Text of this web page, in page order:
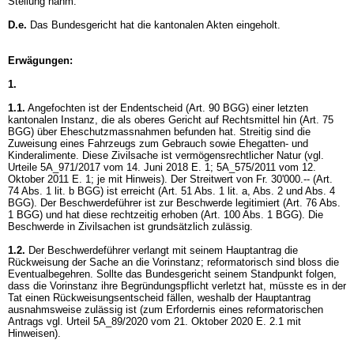
D.e. Das Bundesgericht hat die kantonalen Akten eingeholt.
Erwägungen:
1.
1.1. Angefochten ist der Endentscheid (Art. 90 BGG) einer letzten
kantonalen Instanz, die als oberes Gericht auf Rechtsmittel hin (Art. 75
BGG) über Eheschutzmassnahmen befunden hat. Streitig sind die
Zuweisung eines Fahrzeugs zum Gebrauch sowie Ehegatten- und
Kinderalimente. Diese Zivilsache ist vermögensrechtlicher Natur (vgl.
Urteile 5A_971/2017 vom 14. Juni 2018 E. 1; 5A_575/2011 vom 12.
Oktober 2011 E. 1; je mit Hinweis). Der Streitwert von Fr. 30'000.-- (Art.
74 Abs. 1 lit. b BGG) ist erreicht (Art. 51 Abs. 1 lit. a, Abs. 2 und Abs. 4
BGG). Der Beschwerdeführer ist zur Beschwerde legitimiert (Art. 76 Abs.
1 BGG) und hat diese rechtzeitig erhoben (Art. 100 Abs. 1 BGG). Die
Beschwerde in Zivilsachen ist grundsätzlich zulässig.
1.2. Der Beschwerdeführer verlangt mit seinem Hauptantrag die
Rückweisung der Sache an die Vorinstanz; reformatorisch sind bloss die
Eventualbegehren. Sollte das Bundesgericht seinem Standpunkt folgen,
dass die Vorinstanz ihre Begründungspflicht verletzt hat, müsste es in der
Tat einen Rückweisungsentscheid fällen, weshalb der Hauptantrag
ausnahmsweise zulässig ist (zum Erfordernis eines reformatorischen
Antrags vgl. Urteil 5A_89/2020 vom 21. Oktober 2020 E. 2.1 mit
Hinweisen).